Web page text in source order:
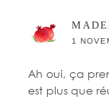
1
Ah oui, ça
est plus que